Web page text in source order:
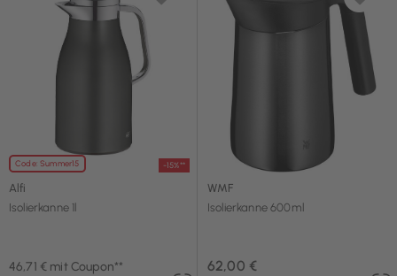
Code: Summer15 -15%**
Alfi
Isolierkanne 1l
46,71 € mit Coupon**
WMF
Isolierkanne 600ml
62,00 €